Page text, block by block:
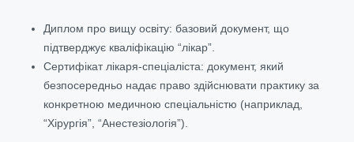
Диплом про вищу освіту: базовий документ, що
підтверджує кваліфікацію “лікар”.
Сертифікат лікаря-спеціаліста: документ, який
безпосередньо надає право здійснювати практику за
конкретною медичною спеціальністю (наприклад,
“Хірургія”, “Анестезіологія”).